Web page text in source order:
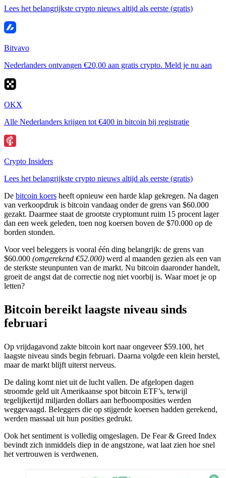
Lees het belangrijkste crypto nieuws altijd als eerste (gratis)
Bitvavo
Nederlanders ontvangen €20,00 aan gratis crypto. Meld je nu aan
OKX
Alle Nederlanders krijgen tot €400 in bitcoin bij registratie
Crypto Insiders
Lees het belangrijkste crypto nieuws altijd als eerste (gratis)
De bitcoin koers heeft opnieuw een harde klap gekregen. Na dagen
van verkoopdruk is bitcoin vandaag onder de grens van $60.000
gezakt. Daarmee staat de grootste cryptomunt ruim 15 procent lager
dan een week geleden, toen nog koersen boven de $70.000 op de
borden stonden.
Voor veel beleggers is vooral één ding belangrijk: de grens van
$60.000 (omgerekend €52.000) werd al maanden gezien als een van
de sterkste steunpunten van de markt. Nu bitcoin daaronder handelt,
groeit de angst dat de correctie nog niet voorbij is. Waar moet je op
letten?
Bitcoin bereikt laagste niveau sinds
februari
Op vrijdagavond zakte bitcoin kort naar ongeveer $59.100, het
laagste niveau sinds begin februari. Daarna volgde een klein herstel,
maar de markt blijft uiterst nerveus.
De daling komt niet uit de lucht vallen. De afgelopen dagen
stroomde geld uit Amerikaanse spot bitcoin ETF’s, terwijl
tegelijkertijd miljarden dollars aan hefboomposities werden
weggevaagd. Beleggers die op stijgende koersen hadden gerekend,
werden massaal uit hun posities gedrukt.
Ook het sentiment is volledig omgeslagen. De Fear & Greed Index
bevindt zich inmiddels diep in de angstzone, wat laat zien hoe snel
het vertrouwen is verdwenen.